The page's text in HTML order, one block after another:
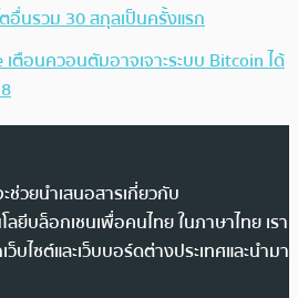
อื่นรวม 30 สกุลเป็นครั้งแรก
เตือนควอนตัมอาจเจาะระบบ Bitcoin ได้
วยนำเสนอสารเกี่ยวกับ
ลยีบล็อกเชนเพื่อคนไทย ในภาษาไทย เรา
ไซต์และเว็บบอร์ดต่างประเทศและนำมา